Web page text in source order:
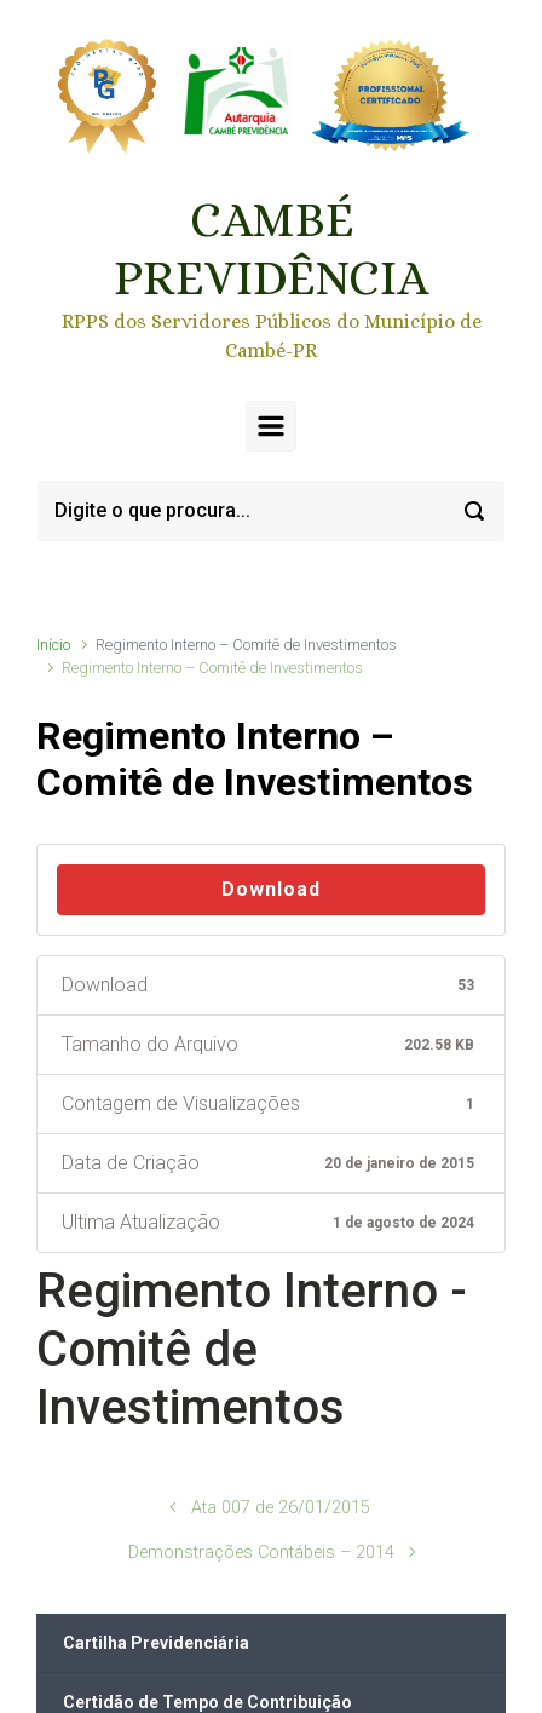
CAMBÉ
PREVIDÊNCIA
RPPS dos Servidores Públicos do Município de
Cambé-PR
Início
Regimento Interno – Comitê de Investimentos
Regimento Interno – Comitê de Investimentos
Regimento Interno –
Comitê de Investimentos
Download
Download 53
Tamanho do Arquivo 202.58 KB
Contagem de Visualizações 1
Data de Criação 20 de janeiro de 2015
Ultima Atualização 1 de agosto de 2024
Regimento Interno -
Comitê de
Investimentos
Ata 007 de 26/01/2015
Demonstrações Contábeis – 2014
Cartilha Previdenciária
Certidão de Tempo de Contribuição